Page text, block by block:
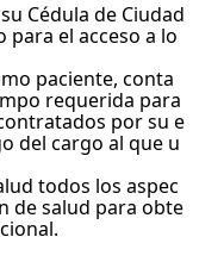
Cédula de Ciudad
el acceso a lo
paciente, conta
requerida para
por su e
del cargo al que u
todos los aspec
de salud para obte